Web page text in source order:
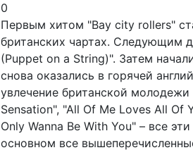
0
Первым хитом "Bay city rollers"
британских чартах. Следующим
(Puppet on а String)". Затем
снова оказались в горячей
увлечение британской
Sensation", "All Of Me Loves All Of
Only Wanna Be With You" – все
основном все